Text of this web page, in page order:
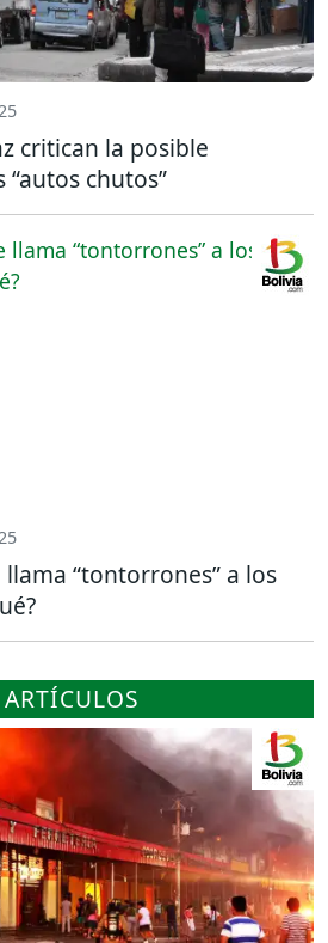
critican la posible
chutos”
“tontorrones” a los